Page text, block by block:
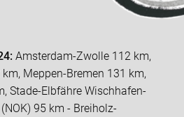
Amsterdam-Zwolle 112 km,
Meppen-Bremen 131 km,
Stade-Elbfähre Wischhafen-
95 km - Breiholz-